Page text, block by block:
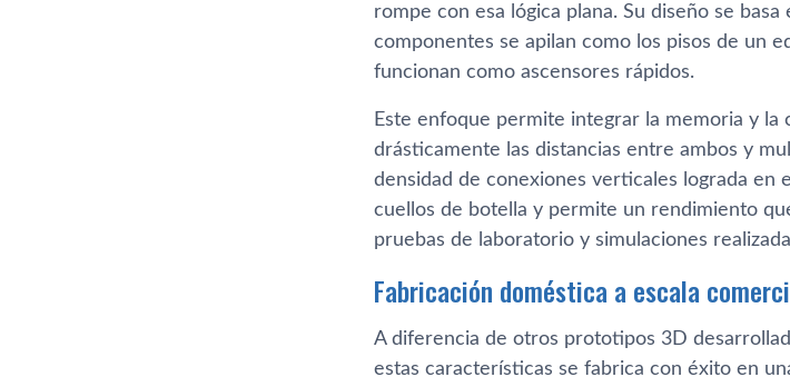
rompe con esa lógica plana. Su diseño se
componentes se apilan como los pisos de un
funcionan como ascensores rápidos.
Este enfoque permite integrar la memoria y
drásticamente las distancias entre ambos y
densidad de conexiones verticales lograda
cuellos de botella y permite un rendimiento
pruebas de laboratorio y simulaciones
Fabricación doméstica a escala
A diferencia de otros prototipos 3D
estas características se fabrica con éxito en